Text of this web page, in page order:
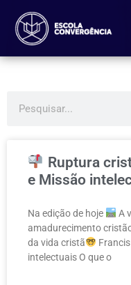
Ruptura
e Missão
Na edição de hoje
A
amadurecimento
da vida cristã
intelectuais O que o